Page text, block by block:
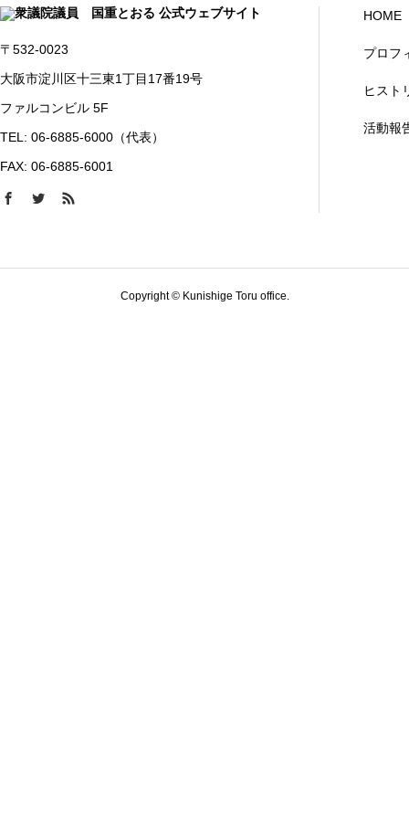
〒532-0023
大阪市淀川区十三東1丁目17番19号
ファルコンビル 5F
TEL: 06-6885-6000（代表）
FAX: 06-6885-6001
HOME
プロフ
ヒスト
活動報
Copyright © Kunishige Toru office.